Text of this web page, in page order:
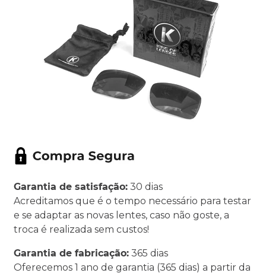
Garantia de satisfação: 30 dias
Acreditamos que é o tempo necessário para testar
e se adaptar as novas lentes, caso não goste, a
troca é realizada sem custos!
Garantia de fabricação: 365 dias
Oferecemos 1 ano de garantia (365 dias) a partir da